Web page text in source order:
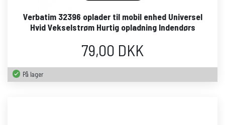
Verbatim 32396 oplader til mobil enhed Universel
Hvid Vekselstrøm Hurtig opladning Indendørs
79,00 DKK
På lager